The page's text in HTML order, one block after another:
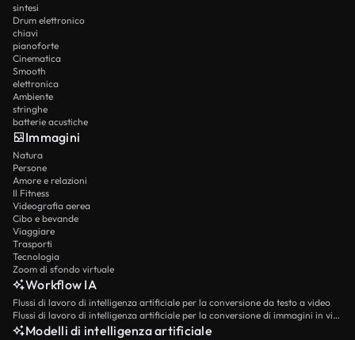
sintesi
Drum elettronico
chiavi
pianoforte
Cinematica
Smooth
elettronica
Ambiente
stringhe
batterie acustiche
Immagini
Natura
Persone
Amore e relazioni
Il Fitness
Videografia aerea
Cibo e bevande
Viaggiare
Trasporti
Tecnologia
Zoom di sfondo virtuale
Workflow IA
Flussi di lavoro di intelligenza artificiale per la conversione da testo a video
Flussi di lavoro di intelligenza artificiale per la conversione di immagini in video
Modelli di intelligenza artificiale